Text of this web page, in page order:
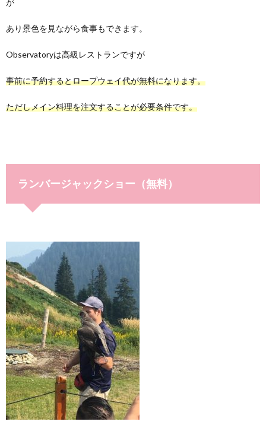
あり景色を見ながら食事もできます。
Observatoryは高級レストランですが
事前に予約するとロープウェイ代が無料になります。
ただしメイン料理を注文することが必要条件です。
ランバージャックショー（無料）